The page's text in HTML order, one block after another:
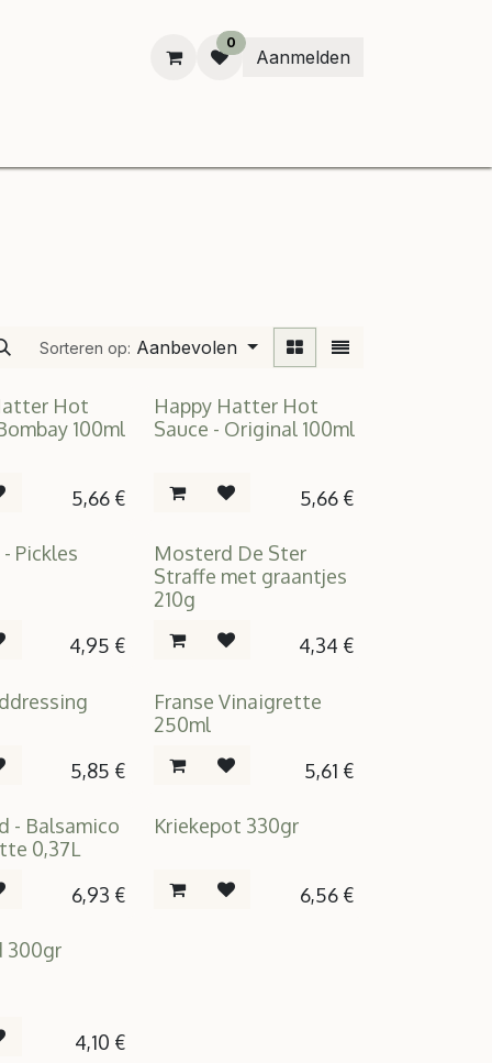
0
Aanmelden
Sorteren op: Aanbevolen
Hot
100ml
5,66€
Happy Hatter Hot
Sauce - Original 100ml
5,66 €
Pickles
4,95 €
Mosterd De Ster
Straffe met graantjes
210g
4,34 €
5,85 €
Franse Vinaigrette
250ml
5,61 €
- Balsamico
0,37L
6,93 €
Kriekepot 330gr
6,56 €
300gr
4,10 €